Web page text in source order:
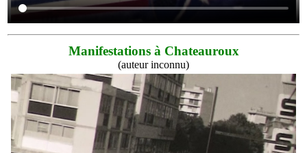
Manifestations à Chateauroux
(auteur inconnu)